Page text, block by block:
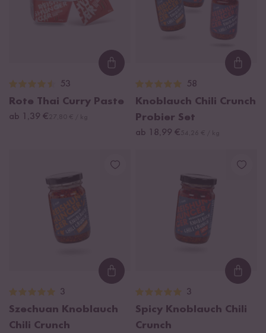
Loading...
53
Rote Thai Curry Paste
ab 1,39 €
58
Knoblauch Chili Crunch
Probier Set
ab 18,99 €
Loading...
3
Szechuan Knoblauch
Chili Crunch
3
Spicy Knoblauch Chili
Crunch